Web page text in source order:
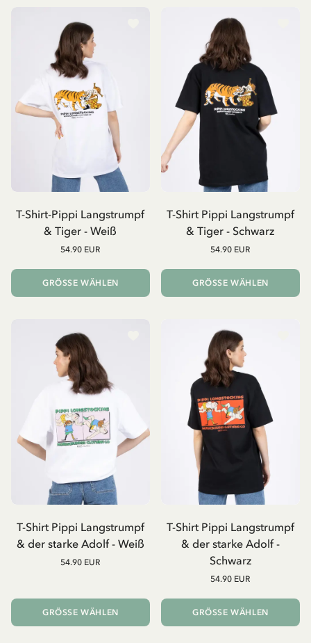
T-Shirt-Pippi Langstrumpf
& Tiger - Weiß
54.90 EUR
GRÖSSE WÄHLEN
T-Shirt Pippi Langstrumpf
& Tiger - Schwarz
54.90 EUR
GRÖSSE WÄHLEN
T-Shirt Pippi Langstrumpf
& der starke Adolf - Weiß
54.90 EUR
GRÖSSE WÄHLEN
T-Shirt Pippi Langstrumpf
& der starke Adolf -
Schwarz
54.90 EUR
GRÖSSE WÄHLEN